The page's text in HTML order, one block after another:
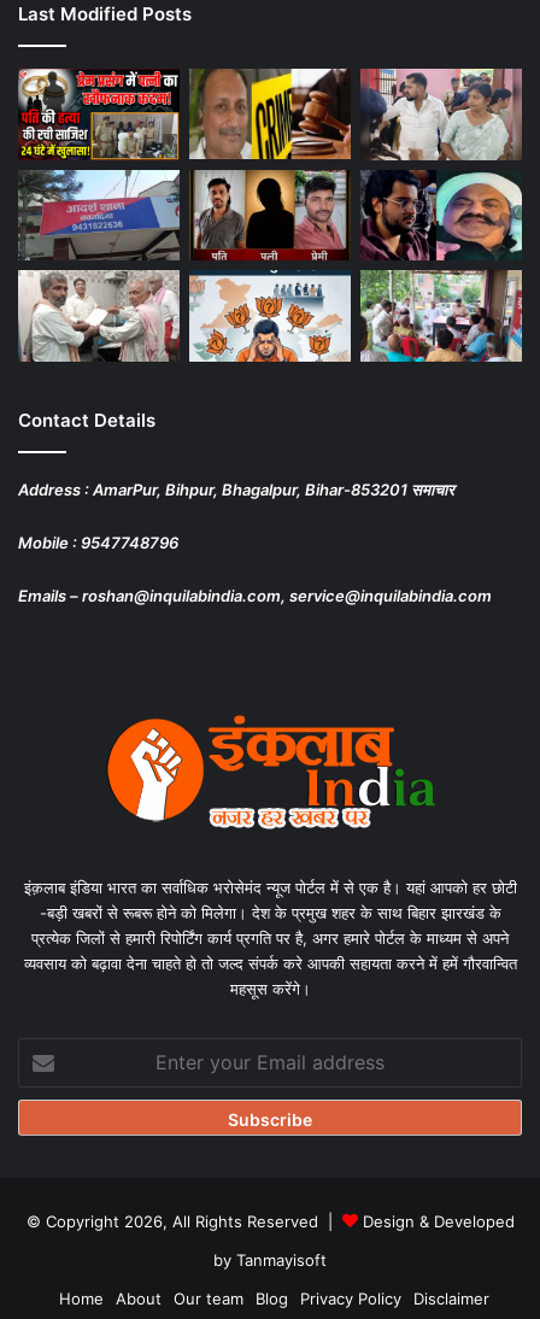
Last Modified Posts
Contact Details
Address : AmarPur, Bihpur, Bhagalpur, Bihar-853201 समाचार
Mobile : 9547748796
Emails – roshan@inquilabindia.com, service@inquilabindia.com
इंक़लाब इंडिया भारत का सर्वाधिक भरोसेमंद न्यूज पोर्टल में से एक है। यहां आपको हर छोटी
-बड़ी खबरों से रूबरू होने को मिलेगा। देश के प्रमुख शहर के साथ बिहार झारखंड के
प्रत्येक जिलों से हमारी रिपोर्टिंग कार्य प्रगति पर है, अगर हमारे पोर्टल के माध्यम से अपने
व्यवसाय को बढ़ावा देना चाहते हो तो जल्द संपर्क करे आपकी सहायता करने में हमें गौरवान्वित
महसूस करेंगे।
your
Email
© Copyright 2026, All Rights Reserved |
Design & Developed
by Tanmayisoft
Home
About Our team Blog Privacy Policy Disclaimer